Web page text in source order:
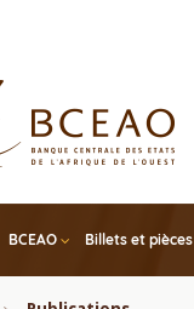
BCEAO Billets et pièces